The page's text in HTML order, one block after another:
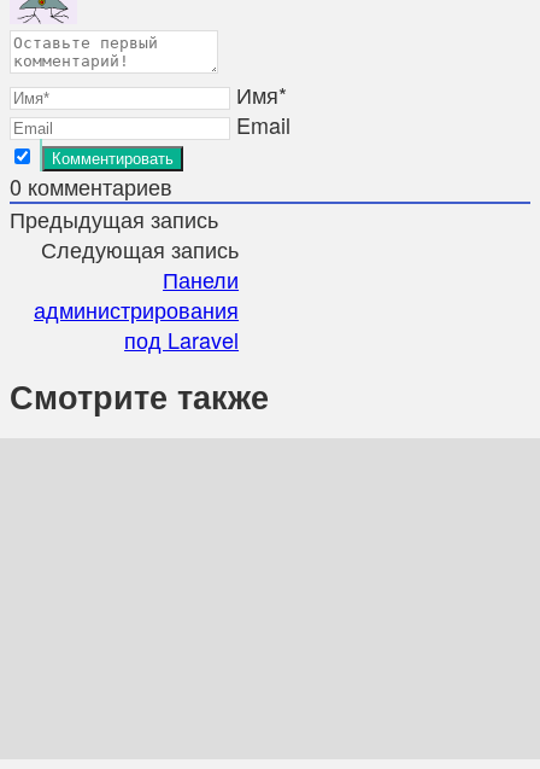
Имя*
Email
0 комментариев
Предыдущая запись
Следующая запись
Панели
администрирования
под Laravel
Смотрите также